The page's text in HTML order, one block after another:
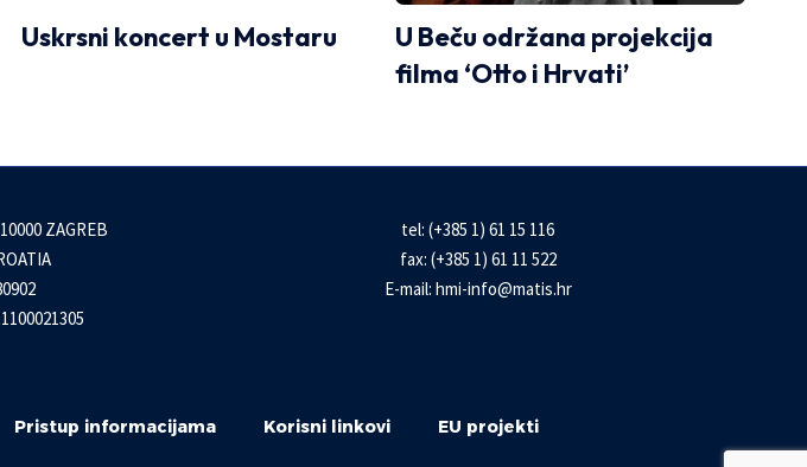
Uskrsni koncert u Mostaru
U Beču održana projekcija
filma ‘Otto i Hrvati’
ZAGREB
tel: (+385 1) 61 15 116
fax: (+385 1) 61 11 522
E-mail: hmi-info@matis.hr
Pristup informacijama Korisni linkovi EU projekti